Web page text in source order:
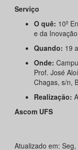
Serviço
O quê: 10º
e da
Quando: 19
Onde:
Prof. José
Chagas, s/n,
Realização:
Ascom UFS
Atualizado em: